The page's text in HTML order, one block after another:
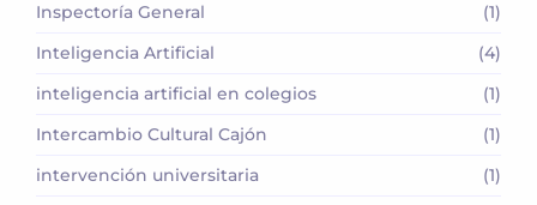
Inspectoría General
(1)
Inteligencia Artificial
(4)
inteligencia artificial en colegios
(1)
Intercambio Cultural Cajón
(1)
intervención universitaria
(1)